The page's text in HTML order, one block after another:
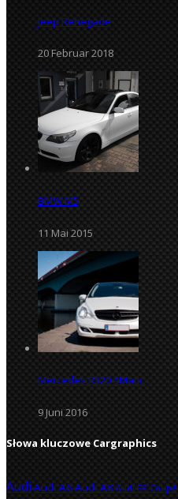
Jeep Renegade
20 Februar 2018
BMW M5
11 Mai 2015
Mercedes R320 4Matic
9 Juni 2016
Słowa kluczowe Cargraphics
AudiAudi A6 Audi A8 Audi R8 Coupé